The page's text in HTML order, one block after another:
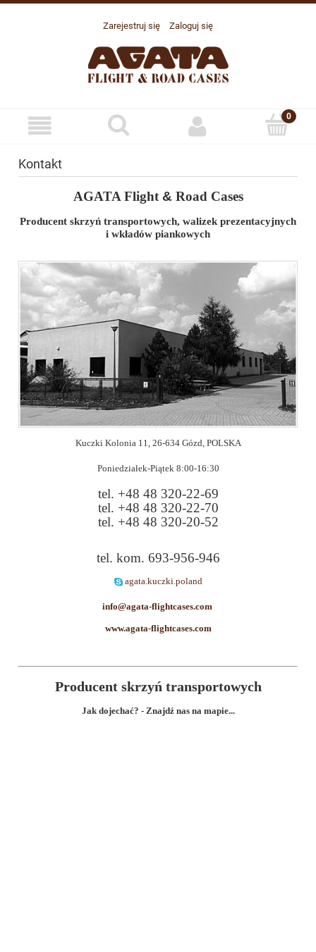
Zarejestruj się Zaloguj się
Kontakt
AGATA Flight&Road Cases
Producent skrzyń transportowych, walizek prezentacyjnych
i wkładów piankowych
Kuczki Kolonia 11, 26-634 Gózd, POLSKA
Poniedziałek-Piątek 8:00-16:30
tel. +48 48 320-22-69
tel. +48 48 320-22-70
tel. +48 48 320-20-52
tel. kom. 693-956-946
agata.kuczki.poland
info@agata-flightcases.com
www.agata-flightcases.com
Producent skrzyń transportowych
Jak dojechać? - Znajdź nas na mapie...